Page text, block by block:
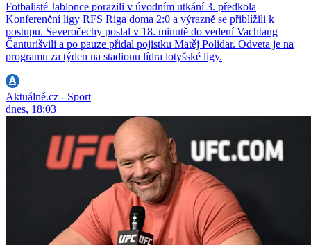
Fotbalisté Jablonce porazili v úvodním utkání 3. předkola
Konferenční ligy RFS Riga doma 2:0 a výrazně se přiblížili k
postupu. Severočechy poslal v 18. minutě do vedení Vachtang
Čanturišvili a po pauze přidal pojistku Matěj Polidar. Odveta je na
programu za týden na stadionu lídra lotyšské ligy.
Aktuálně.cz - Sport
dnes, 18:03